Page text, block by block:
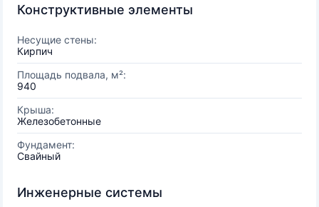
Конструктивные элементы
Несущие стены:
Кирпич
Площадь подвала, м²:
940
Крыша:
Железобетонные
Фундамент:
Свайный
Инженерные системы